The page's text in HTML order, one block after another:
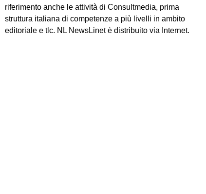
riferimento anche le attività di Consultmedia, prima
struttura italiana di competenze a più livelli in ambito
editoriale e tlc. NL NewsLinet è distribuito via Internet.